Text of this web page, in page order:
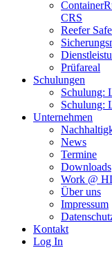
CRS
Reefer
Prüfareal
Schulungen
Schulung:
Schulung:
Unternehmen
News
Termine
Downloads
Work @
Über uns
Impressum
Kontakt
Log In